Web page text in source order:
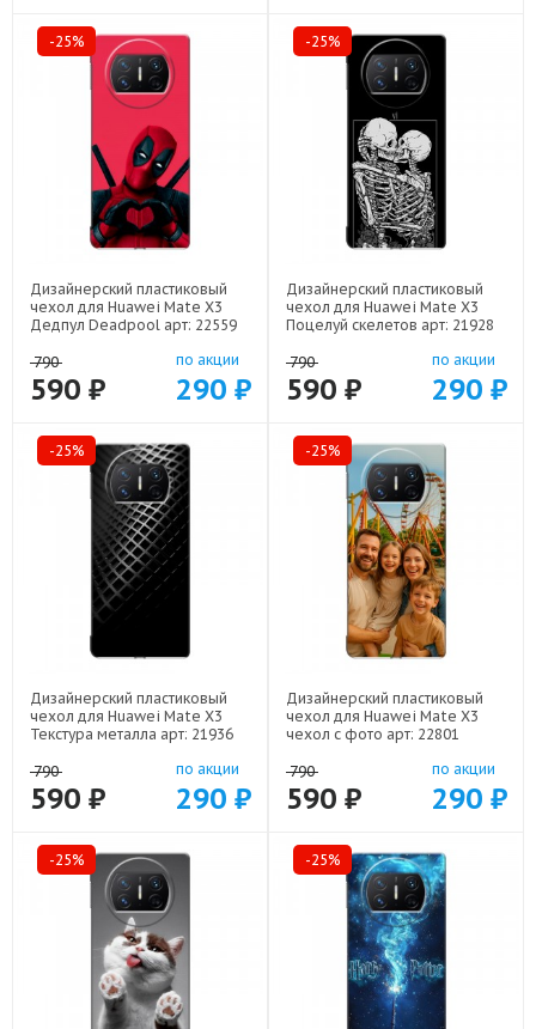
-25%
Дизайнерский пластиковый
чехол для Huawei Mate X3
Дедпул Deadpool арт: 22559
790
590 ₽
по акции
290 ₽
-25%
Дизайнерский пластиковый
чехол для Huawei Mate X3
Поцелуй скелетов арт: 21928
790
590 ₽
по акции
290 ₽
-25%
Дизайнерский пластиковый
чехол для Huawei Mate X3
Текстура металла арт: 21936
790
590 ₽
по акции
290 ₽
-25%
Дизайнерский пластиковый
чехол для Huawei Mate X3
чехол с фото арт: 22801
790
590 ₽
по акции
290 ₽
-25% -25%